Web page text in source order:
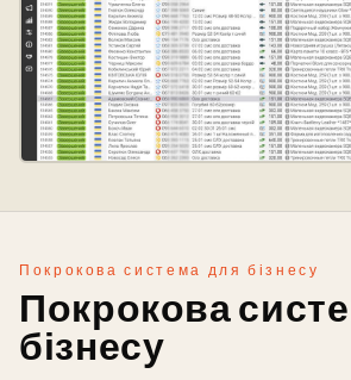
Покрокова система для бізнесу
Покрокова
бізнесу